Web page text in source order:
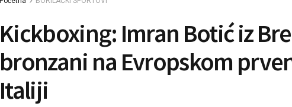
Kickboxing: Imran Botić iz
bronzani na Evropskom
Italiji